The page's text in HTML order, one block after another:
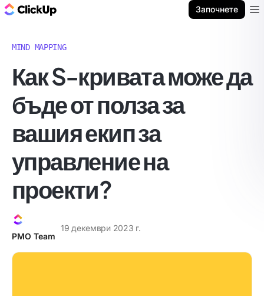
Започнете
MIND MAPPING
Как S-кривата може да
бъде от полза за
вашия екип за
управление на
проекти?
PMO Team
19 декември 2023 г.